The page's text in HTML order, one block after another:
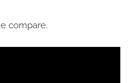
compare.